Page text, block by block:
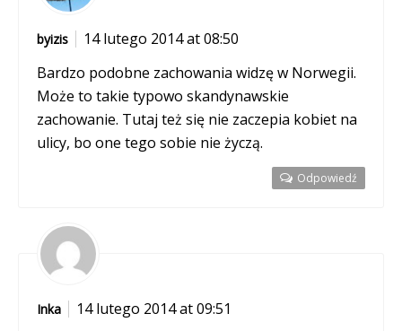
byizis
14 lutego 2014 at 08:50
Bardzo podobne zachowania widzę w Norwegii.
Może to takie typowo skandynawskie
zachowanie. Tutaj też się nie zaczepia kobiet na
ulicy, bo one tego sobie nie życzą.
Odpowiedź
Inka
14 lutego 2014 at 09:51